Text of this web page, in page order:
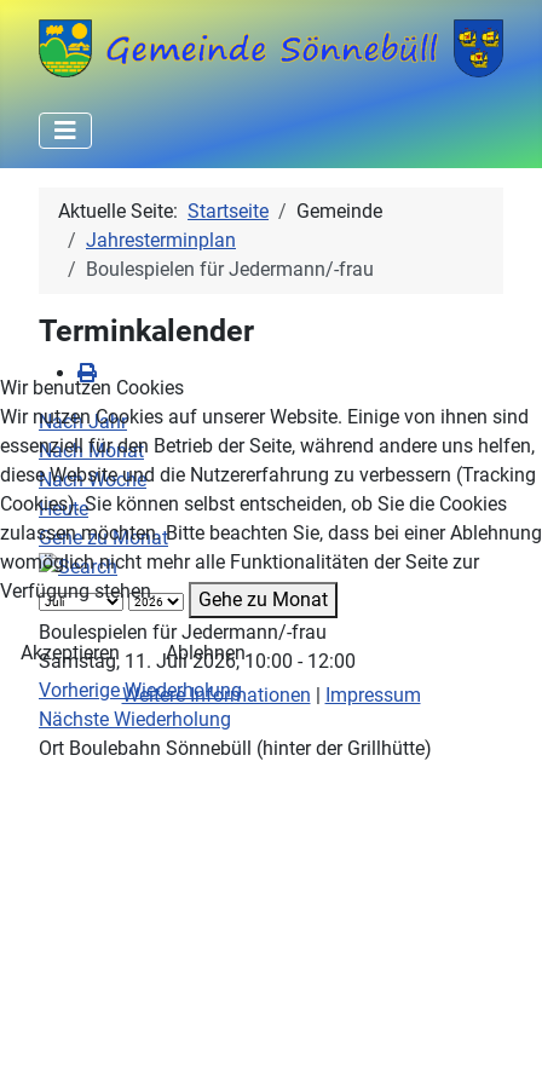
Aktuelle Seite: Startseite
Gemeinde
Jahresterminplan
Boulespielen für Jedermann/-frau
Terminkalender
Nach Jahr
Nach Monat
Nach Woche
Heute
Gehe zu Monat
Gehe zu Monat
Boulespielen für Jedermann/-frau
Samstag, 11. Juli 2026, 10:00 - 12:00
Vorherige Wiederholung
Nächste Wiederholung
Ort Boulebahn Sönnebüll (hinter der Grillhütte)
Wir benutzen Cookies
Wir nutzen Cookies auf unserer Website. Einige von ihnen sind
essenziell für den Betrieb der Seite, während andere uns helfen,
diese Website und die Nutzererfahrung zu verbessern (Tracking
Cookies). Sie können selbst entscheiden, ob Sie die Cookies
zulassen möchten. Bitte beachten Sie, dass bei einer Ablehnung
womöglich nicht mehr alle Funktionalitäten der Seite zur
Verfügung stehen.
Akzeptieren
Ablehnen
Weitere Informationen | Impressum